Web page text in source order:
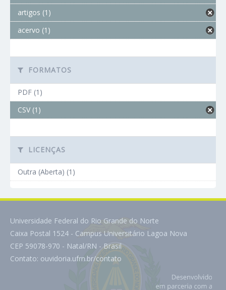
artigos (1)
acervo (1)
FORMATOS
PDF (1)
CSV (1)
LICENÇAS
Outra (Aberta) (1)
Universidade Federal do Rio Grande do Norte
Caixa Postal 1524 - Campus Universitário Lagoa Nova
CEP 59078-970 - Natal/RN - Brasil
Contato: ouvidoria.ufrn.br/contato